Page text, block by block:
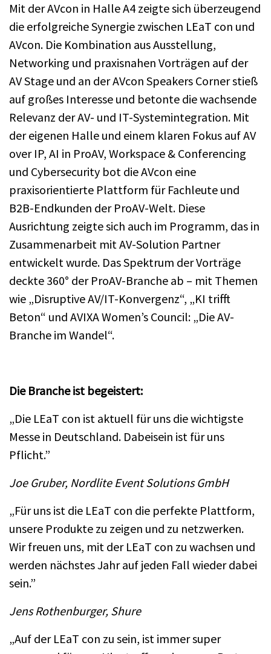
Mit der AVcon in Halle A4 zeigte sich überzeugend
die erfolgreiche Synergie zwischen LEaT con und
AVcon. Die Kombination aus Ausstellung,
Networking und praxisnahen Vorträgen auf der
AV Stage und an der AVcon Speakers Corner stieß
auf großes Interesse und betonte die wachsende
Relevanz der AV- und IT-Systemintegration. Mit
der eigenen Halle und einem klaren Fokus auf AV
over IP, AI in ProAV, Workspace & Conferencing
und Cybersecurity bot die AVcon eine
praxisorientierte Plattform für Fachleute und
B2B-Endkunden der ProAV-Welt. Diese
Ausrichtung zeigte sich auch im Programm, das in
Zusammenarbeit mit AV-Solution Partner
entwickelt wurde. Das Spektrum der Vorträge
deckte 360° der ProAV-Branche ab – mit Themen
wie „Disruptive AV/IT-Konvergenz“, „KI trifft
Beton“ und AVIXA Women’s Council: „Die AV-
Branche im Wandel“.
Die Branche ist begeistert:
„Die LEaT con ist aktuell für uns die wichtigste
Messe in Deutschland. Dabeisein ist für uns
Pflicht.”
Joe Gruber, Nordlite Event Solutions GmbH
„Für uns ist die LEaT con die perfekte Plattform,
unsere Produkte zu zeigen und zu netzwerken.
Wir freuen uns, mit der LEaT con zu wachsen und
werden nächstes Jahr auf jeden Fall wieder dabei
sein.”
Jens Rothenburger, Shure
„Auf der LEaT con zu sein, ist immer super